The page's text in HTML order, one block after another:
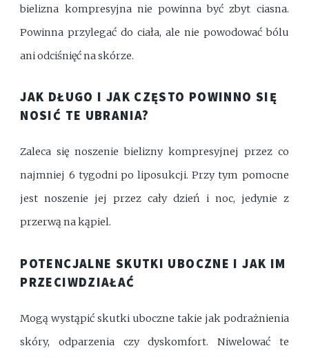
bielizna kompresyjna nie powinna być zbyt ciasna.
Powinna przylegać do ciała, ale nie powodować bólu
ani odciśnięć na skórze.
JAK DŁUGO I JAK CZĘSTO POWINNO SIĘ
NOSIĆ TE UBRANIA?
Zaleca się noszenie bielizny kompresyjnej przez co
najmniej 6 tygodni po liposukcji. Przy tym pomocne
jest noszenie jej przez cały dzień i noc, jedynie z
przerwą na kąpiel.
POTENCJALNE SKUTKI UBOCZNE I JAK IM
PRZECIWDZIAŁAĆ
Mogą wystąpić skutki uboczne takie jak podrażnienia
skóry, odparzenia czy dyskomfort. Niwelować te